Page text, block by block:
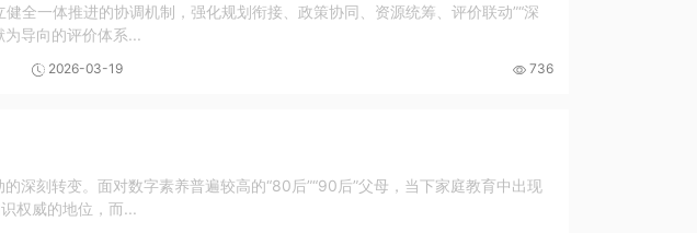
全一体推进的协调机制，强化规划衔接、政策协同、资源统筹、评价联动”“深
导向的评价体系...
2026-03-19 736
深刻转变。面对数字素养普遍较高的“80后”“90后”父母，当下家庭教育中出现
权威的地位，而...